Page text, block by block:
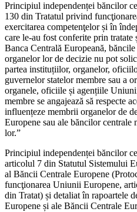
Principiul independenței băncilor
130 din Tratatul privind
exercitarea competenţelor și în
care le-au fost conferite prin
Banca Centrală Europeană,
organelor lor de decizie nu pot
partea instituțiilor, organelor,
guvernelor statelor membre sau a
organele, oficiile și agențiile
membre se angajează să respecte
influențeze membrii organelor de
Europene sau ale băncilor
lor.”
Principiul independenței băncilor
articolul 7 din Statutul Sistemului
al Băncii Centrale Europene
funcţionarea Uniunii Europene,
din Tratat) și detaliat în rapoartele
Europene și ale Băncii Centrale